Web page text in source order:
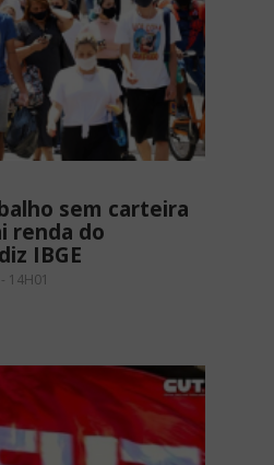
sem carteira
renda do
IBGE
14H01